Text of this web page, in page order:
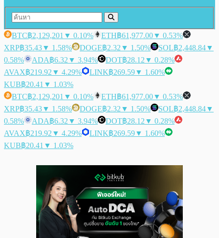
BTC฿2,129,201 ▼ 0.10% ETH฿61,977.00▼ 0.53%
XRP฿35.43▼ 1.58% DOGE฿2.32 ▼ 1.50% SOL฿2,448.84▼
0.58%
ADA฿6.32 ▼ 3.94% DOT฿28.12 ▼ 0.28%
AVAX฿219.92 ▼ 4.29% LINK฿269.59▼ 1.60%
KUB฿20.41 ▼ 1.03%
BTC฿2,129,201 ▼ 0.10% ETH฿61,977.00▼ 0.53%
XRP฿35.43▼ 1.58% DOGE฿2.32 ▼ 1.50% SOL฿2,448.84▼
0.58%
ADA฿6.32 ▼ 3.94% DOT฿28.12 ▼ 0.28%
AVAX฿219.92 ▼ 4.29% LINK฿269.59▼ 1.60%
KUB฿20.41 ▼ 1.03%